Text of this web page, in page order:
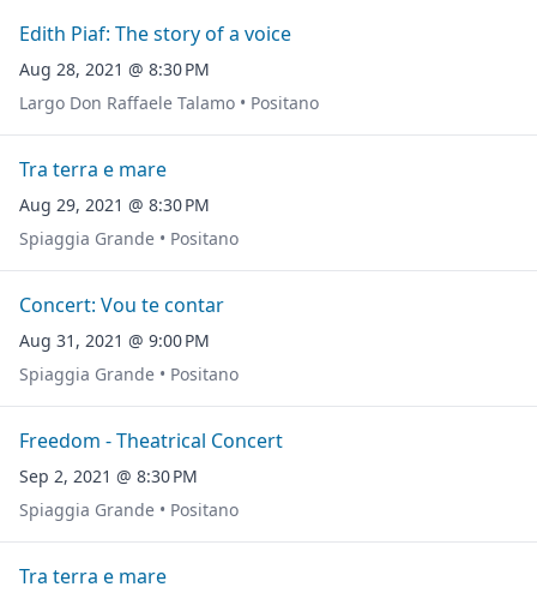
Edith Piaf: The story of a voice
Aug 28, 2021 @ 8:30 PM
Largo Don Raffaele Talamo • Positano
Tra terra e mare
Aug 29, 2021 @ 8:30 PM
Spiaggia Grande • Positano
Concert: Vou te contar
Aug 31, 2021 @ 9:00 PM
Spiaggia Grande • Positano
Freedom - Theatrical Concert
Sep 2, 2021 @ 8:30 PM
Spiaggia Grande • Positano
Tra terra e mare